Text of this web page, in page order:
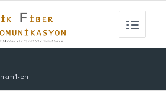
hkm1-en